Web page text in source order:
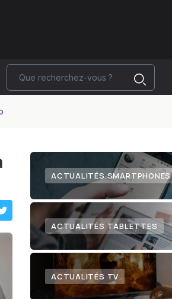
ACTUALITÉS SMARTPHONES
ACTUALITÉS TABLETTES
ACTUALITÉS TV